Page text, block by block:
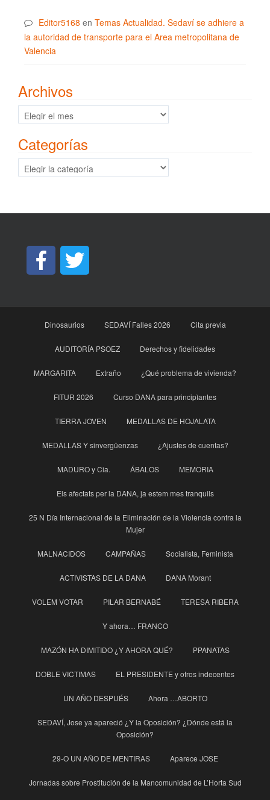
Editor5168 en Temas Actualidad. Sedaví se adhiere a
la autoridad de transporte para el Area metropolitana de
Valencia
Archivos
Archivos
Categorías
Categorías
Dinosaurios SEDAVÍ Falles 2026 Cita previa
AUDITORÍA PSOEZ Derechos y fidelidades
MARGARITA Extraño ¿Qué problema de vivienda?
FITUR 2026 Curso DANA para principìantes
TIERRA JOVEN MEDALLAS DE HOJALATA
MEDALLAS Y sinvergüenzas ¿Ajustes de cuentas?
MADURO y Cia. ÁBALOS MEMORIA
Els afectats per la DANA, ja estem mes tranquils
25 N Día Internacional de la Eliminación de la Violencia contra la
Mujer
MALNACIDOS CAMPAÑAS Socialista, Feminista
ACTIVISTAS DE LA DANA DANA Morant
VOLEM VOTAR PILAR BERNABÉ TERESA RIBERA
Y ahora… FRANCO
MAZÓN HA DIMITIDO ¿Y AHORA QUÉ? PPANATAS
DOBLE VICTIMAS EL PRESIDENTE y otros indecentes
UN AÑO DESPUÉS Ahora …ABORTO
SEDAVÍ, Jose ya apareció ¿Y la Oposición? ¿Dónde está la
Oposición?
29-O UN AÑO DE MENTIRAS Aparece JOSE
Jornadas sobre Prostitución de la Mancomunidad de L’Horta Sud